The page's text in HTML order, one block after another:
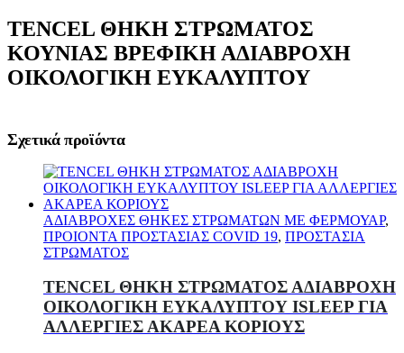
TENCEL ΘΗΚΗ ΣΤΡΩΜΑΤΟΣ
ΚΟΥΝΙΑΣ ΒΡΕΦΙΚΗ ΑΔΙΑΒΡΟΧΗ
ΟΙΚΟΛΟΓΙΚΗ ΕΥΚΑΛΥΠΤΟΥ
Σχετικά προϊόντα
ΑΔΙΑΒΡΟΧΕΣ ΘΗΚΕΣ ΣΤΡΩΜΑΤΩΝ ΜΕ ΦΕΡΜΟΥΑΡ,
ΠΡΟΙΟΝΤΑ ΠΡΟΣΤΑΣΙΑΣ COVID 19, ΠΡΟΣΤΑΣΙΑ
ΣΤΡΩΜΑΤΟΣ
TENCEL ΘΗΚΗ ΣΤΡΩΜΑΤΟΣ ΑΔΙΑΒΡΟΧΗ
ΟΙΚΟΛΟΓΙΚΗ ΕΥΚΑΛΥΠΤΟΥ ISLEEP ΓΙΑ
ΑΛΛΕΡΓΙΕΣ ΑΚΑΡΕΑ ΚΟΡΙΟΥΣ